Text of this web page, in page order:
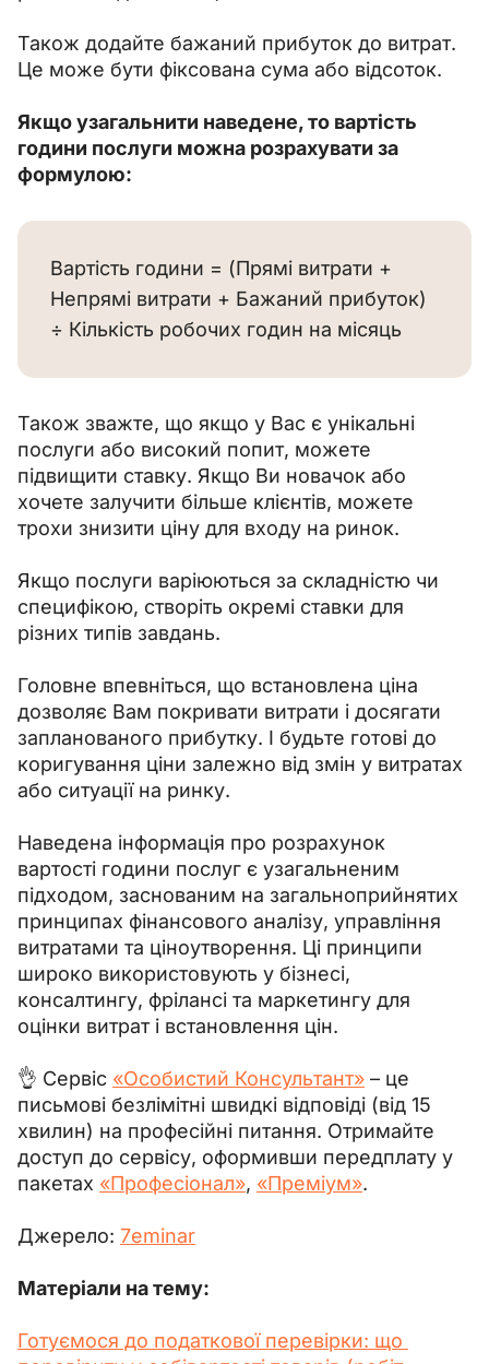
Також додайте бажаний прибуток до витрат.
Це може бути фіксована сума або відсоток.
Якщо узагальнити наведене, то вартість
години послуги можна розрахувати за
формулою:
Вартість години = (Прямі витрати +
Непрямі витрати + Бажаний прибуток)
÷ Кількість робочих годин на місяць
Також зважте, що якщо у Вас є унікальні
послуги або високий попит, можете
підвищити ставку. Якщо Ви новачок або
хочете залучити більше клієнтів, можете
трохи знизити ціну для входу на ринок.
Якщо послуги варіюються за складністю чи
специфікою, створіть окремі ставки для
різних типів завдань.
Головне впевніться, що встановлена ціна
дозволяє Вам покривати витрати і досягати
запланованого прибутку. І будьте готові до
коригування ціни залежно від змін у витратах
або ситуації на ринку.
Наведена інформація про розрахунок
вартості години послуг є узагальненим
підходом, заснованим на загальноприйнятих
принципах фінансового аналізу, управління
витратами та ціноутворення. Ці принципи
широко використовують у бізнесі,
консалтингу, фрілансі та маркетингу для
оцінки витрат і встановлення цін.
👌 Сервіс «Особистий Консультант» – це
письмові безлімітні швидкі відповіді (від 15
хвилин) на професійні питання. Отримайте
доступ до сервісу, оформивши передплату у
пакетах «Професіонал», «Преміум».
Джерело: 7еminar
Матеріали на тему:
Готуємося до податкової перевірки: що